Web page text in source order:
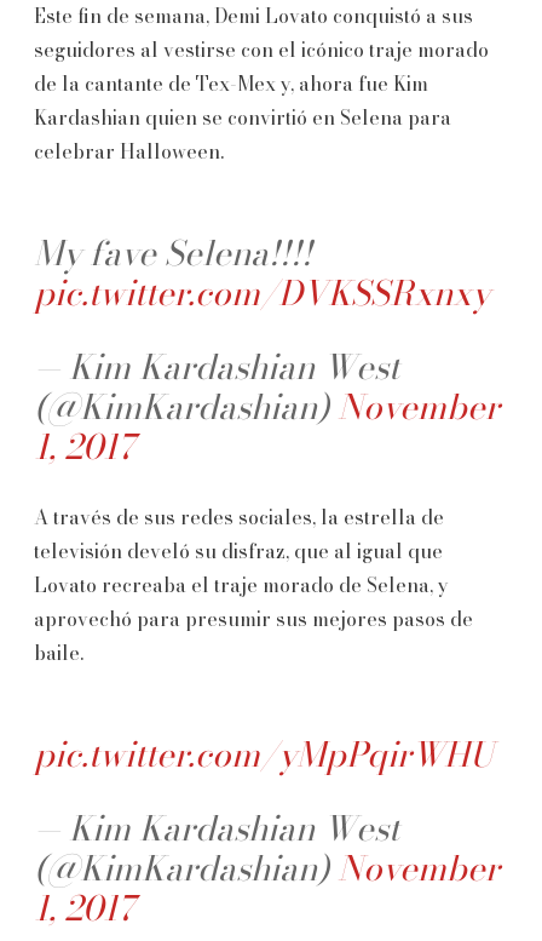
Este fin de semana, Demi Lovato conquistó a sus
seguidores al vestirse con el icónico traje morado
de la cantante de Tex-Mex y, ahora fue Kim
Kardashian quien se convirtió en Selena para
celebrar Halloween.
My fave Selena!!!!
pic.twitter.com/DVKSSRxnxy
— Kim Kardashian West
(@KimKardashian)November
1, 2017
A través de sus redes sociales, la estrella de
televisión develó su disfraz, que al igual que
Lovato recreaba el traje morado de Selena, y
aprovechó para presumir sus mejores pasos de
baile.
pic.twitter.com/yMpPqirWHU
— Kim Kardashian West
(@KimKardashian)November
1, 2017